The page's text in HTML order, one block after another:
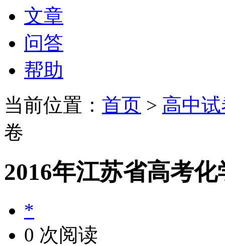
文章
问答
帮助
当前位置： 首页 > 高中
卷
2016年江苏省高考
*
0 次阅读